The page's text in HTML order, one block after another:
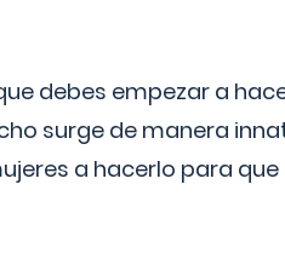
debes empezar a
surge de manera
a hacerlo para